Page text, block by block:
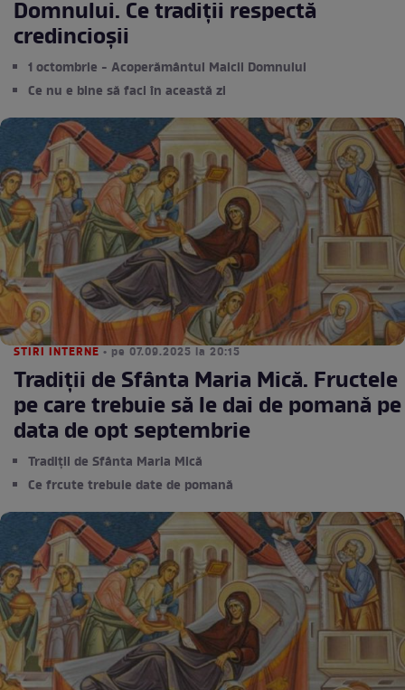
Domnului. Ce tradiţii respectă
credincioşii
1 octombrie - Acoperământul Maicii Domnului
Ce nu e bine să faci în această zi
STIRI INTERNE • pe 07.09.2025 la 20:15
Tradiții de Sfânta Maria Mică. Fructele
pe care trebuie să le dai de pomană pe
data de opt septembrie
Tradiții de Sfânta Maria Mică
Ce frcute trebuie date de pomană